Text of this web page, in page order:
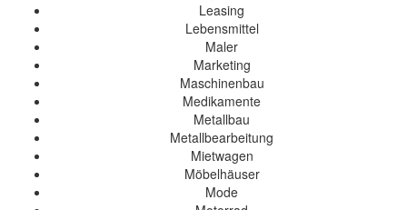
Leasing
Lebensmittel
Maler
Marketing
Maschinenbau
Medikamente
Metallbau
Metallbearbeitung
Mietwagen
Möbelhäuser
Mode